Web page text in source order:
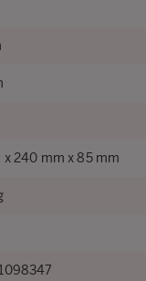
x 240 mm x 85 mm